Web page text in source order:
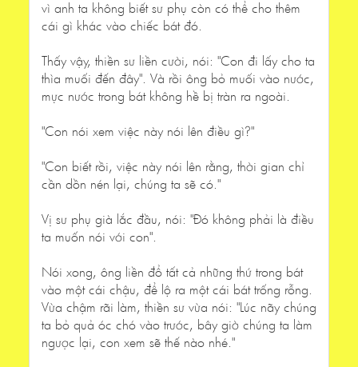
vì anh ta không biết sư phụ còn có thể cho thêm
cái gì khác vào chiếc bát đó.
Thấy vậy, thiền sư liền cười, nói: "Con đi lấy cho ta
thìa muối đến đây". Và rồi ông bỏ muối vào nước,
mực nước trong bát không hề bị tràn ra ngoài.
"Con nói xem việc này nói lên điều gì?"
"Con biết rồi, việc này nói lên rằng, thời gian chỉ
cần dồn nén lại, chúng ta sẽ có."
Vị sư phụ già lắc đầu, nói: "Đó không phải là điều
ta muốn nói với con".
Nói xong, ông liền đổ tất cả những thứ trong bát
vào một cái chậu, để lộ ra một cái bát trống rỗng.
Vừa chậm rãi làm, thiền sư vừa nói: "Lúc nãy chúng
ta bỏ quả óc chó vào trước, bây giờ chúng ta làm
ngược lại, con xem sẽ thế nào nhé."